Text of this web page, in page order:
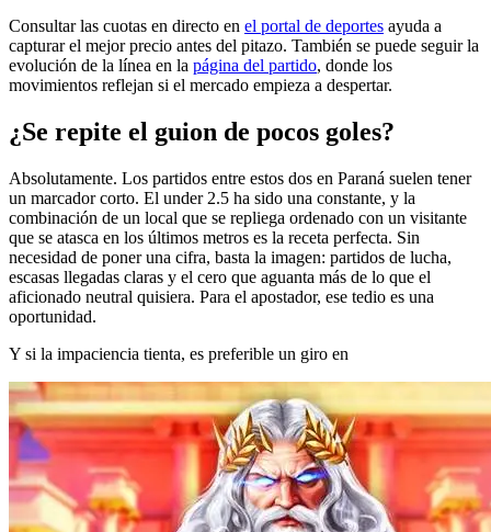
Consultar las cuotas en directo en el portal de deportes ayuda a
capturar el mejor precio antes del pitazo. También se puede seguir la
evolución de la línea en la página del partido, donde los
movimientos reflejan si el mercado empieza a despertar.
¿Se repite el guion de pocos goles?
Absolutamente. Los partidos entre estos dos en Paraná suelen tener
un marcador corto. El under 2.5 ha sido una constante, y la
combinación de un local que se repliega ordenado con un visitante
que se atasca en los últimos metros es la receta perfecta. Sin
necesidad de poner una cifra, basta la imagen: partidos de lucha,
escasas llegadas claras y el cero que aguanta más de lo que el
aficionado neutral quisiera. Para el apostador, ese tedio es una
oportunidad.
Y si la impaciencia tienta, es preferible un giro en